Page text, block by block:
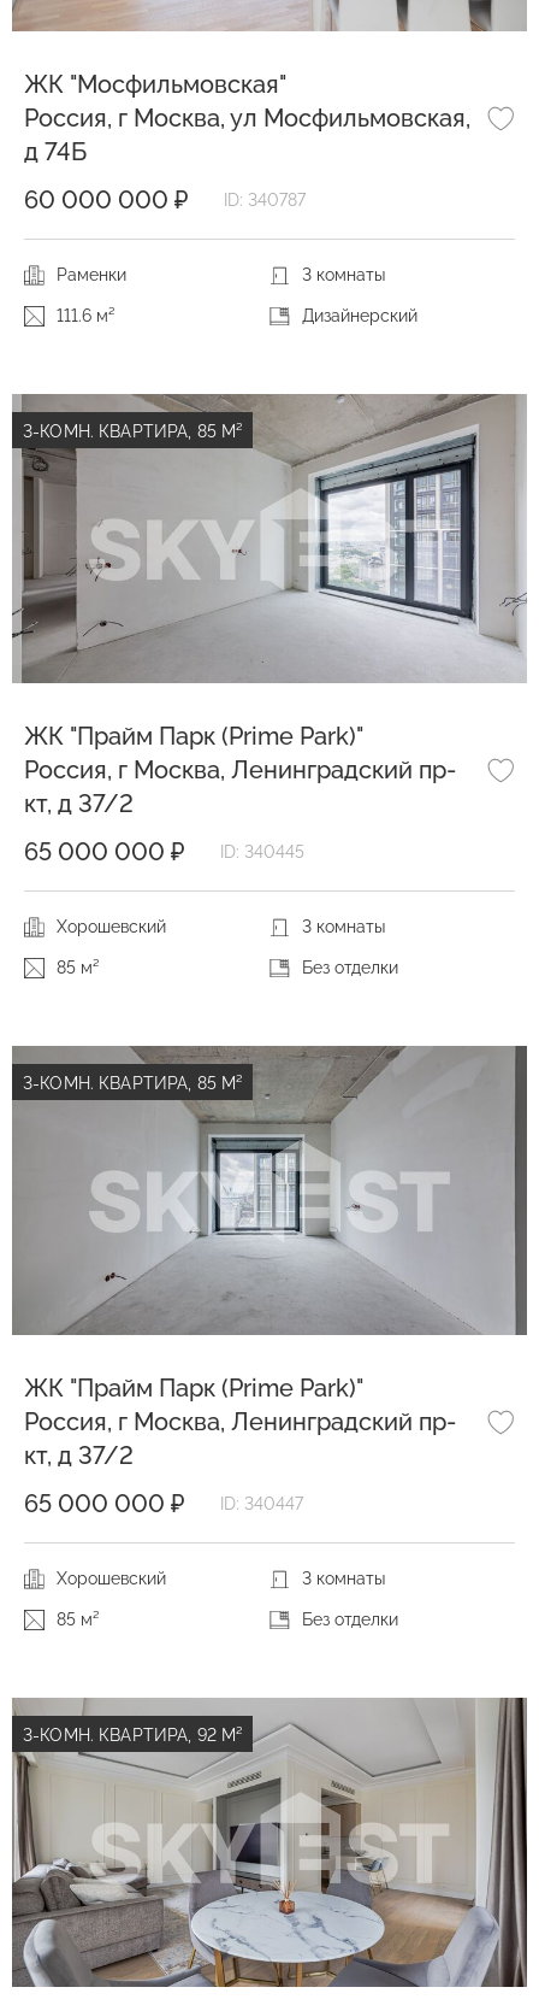
ЖК "Мосфильмовская"
Россия, г Москва, ул Мосфильмовская,
д 74Б
60 000 000 ₽
ID: 340787
Раменки 3 комнаты
111.6 м² Дизайнерский
3-КОМН. КВАРТИРА, 85 М²
ЖК "Прайм Парк (Prime Park)"
Россия, г Москва, Ленинградский пр-
кт, д 37/2
65 000 000 ₽
ID: 340445
Хорошевский 3 комнаты
85 м² Без отделки
3-КОМН. КВАРТИРА, 85 М²
ЖК "Прайм Парк (Prime Park)"
Россия, г Москва, Ленинградский пр-
кт, д 37/2
65 000 000 ₽
ID: 340447
Хорошевский 3 комнаты
85 м² Без отделки
3-КОМН. КВАРТИРА, 92 М²